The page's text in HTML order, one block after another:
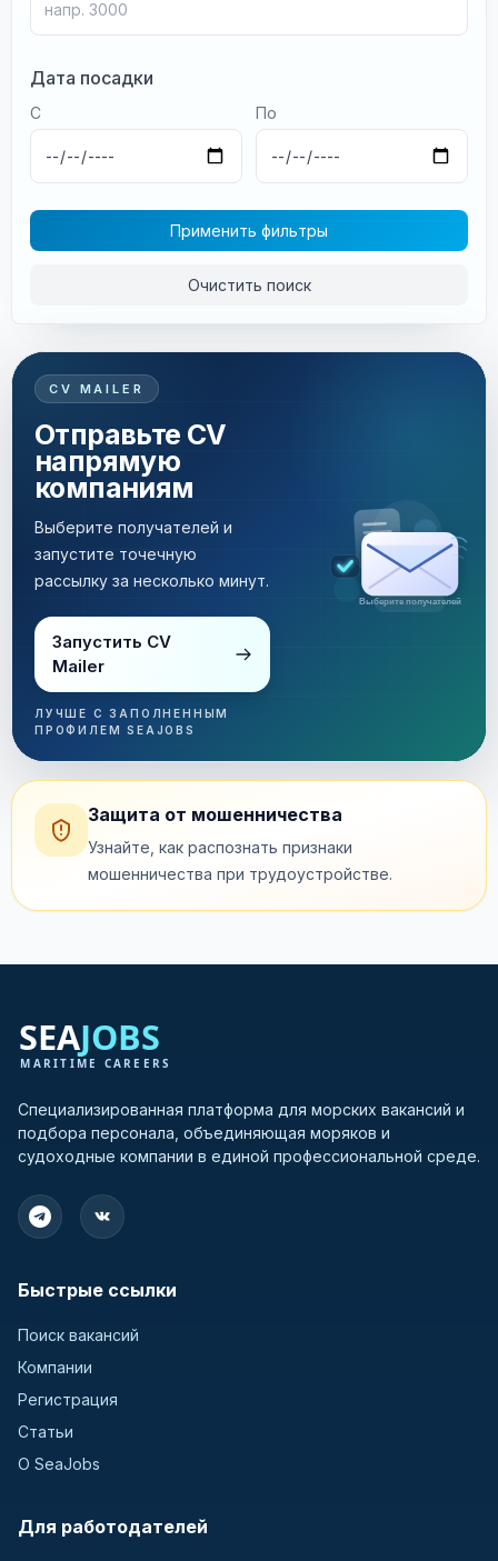
Дата посадки
С По
Применить фильтры
Очистить поиск
CV MAILER
Отправьте CV
напрямую
компаниям
Выберите получателей и
запустите точечную
рассылку за несколько минут.
Запустить CV
Mailer
ЛУЧШЕ С ЗАПОЛНЕННЫМ
ПРОФИЛЕМ SEAJOBS
Рассылка за несколько минут
Защита от мошенничества
Узнайте, как распознать признаки
мошенничества при трудоустройстве.
Специализированная платформа для морских вакансий и
подбора персонала, объединяющая моряков и
судоходные компании в единой профессиональной среде.
Быстрые ссылки
Поиск вакансий
Компании
Регистрация
Статьи
О SeaJobs
Для работодателей